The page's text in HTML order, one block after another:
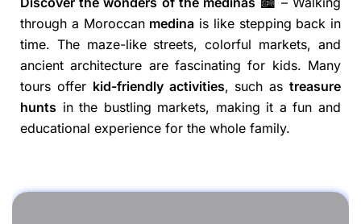
through a Moroccan medina is like stepping back in
time. The maze-like streets, colorful markets, and
ancient architecture are fascinating for kids. Many
tours offer kid-friendly activities, such astreasure
hunts in the bustling markets, making it a fun and
educational experience for the whole family.